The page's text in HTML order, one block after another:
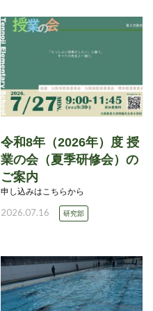
令和8年（2026年）度 授
業の会（夏季研修会）の
ご案内
申し込みはこちらから
2026.07.16 研究部